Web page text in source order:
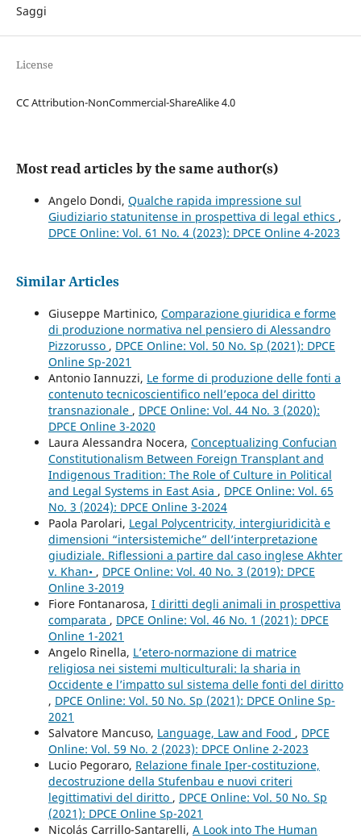
Saggi
License
CC Attribution-NonCommercial-ShareAlike 4.0
Most read articles by the same author(s)
Angelo Dondi, Qualche rapida impressione sul
Giudiziario statunitense in prospettiva di legal ethics ,
DPCE Online: Vol. 61 No. 4 (2023): DPCE Online 4-2023
Similar Articles
Giuseppe Martinico, Comparazione giuridica e forme
di produzione normativa nel pensiero di Alessandro
Pizzorusso , DPCE Online: Vol. 50 No. Sp (2021): DPCE
Online Sp-2021
Antonio Iannuzzi, Le forme di produzione delle fonti a
contenuto tecnicoscientifico nell’epoca del diritto
transnazionale , DPCE Online: Vol. 44 No. 3 (2020):
DPCE Online 3-2020
Laura Alessandra Nocera, Conceptualizing Confucian
Constitutionalism Between Foreign Transplant and
Indigenous Tradition: The Role of Culture in Political
and Legal Systems in East Asia , DPCE Online: Vol. 65
No. 3 (2024): DPCE Online 3-2024
Paola Parolari, Legal Polycentricity, intergiuridicità e
dimensioni “intersistemiche” dell’interpretazione
giudiziale. Riflessioni a partire dal caso inglese Akhter
v. Khan• , DPCE Online: Vol. 40 No. 3 (2019): DPCE
Online 3-2019
Fiore Fontanarosa, I diritti degli animali in prospettiva
comparata , DPCE Online: Vol. 46 No. 1 (2021): DPCE
Online 1-2021
Angelo Rinella, L’etero-normazione di matrice
religiosa nei sistemi multiculturali: la sharia in
Occidente e l’impatto sul sistema delle fonti del diritto
, DPCE Online: Vol. 50 No. Sp (2021): DPCE Online Sp-
2021
Salvatore Mancuso, Language, Law and Food , DPCE
Online: Vol. 59 No. 2 (2023): DPCE Online 2-2023
Lucio Pegoraro, Relazione finale Iper-costituzione,
decostruzione della Stufenbau e nuovi criteri
legittimativi del diritto , DPCE Online: Vol. 50 No. Sp
(2021): DPCE Online Sp-2021
Nicolás Carrillo-Santarelli, A Look into The Human